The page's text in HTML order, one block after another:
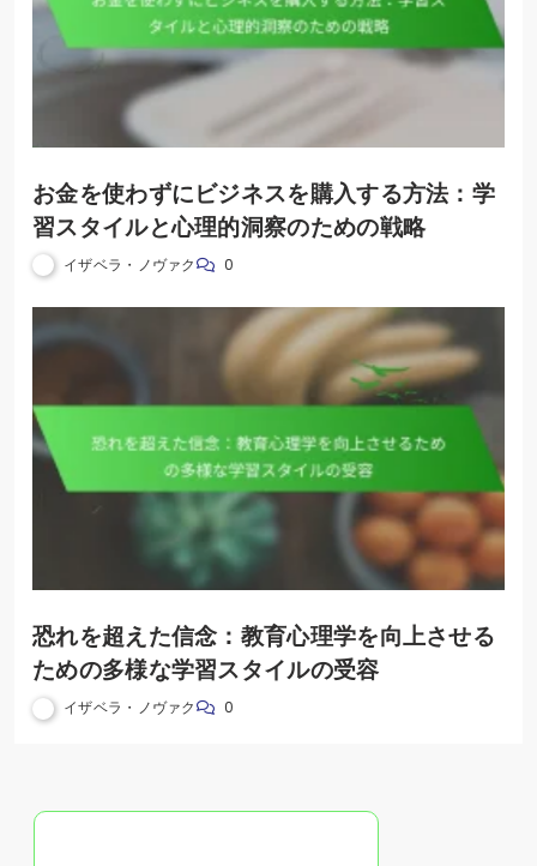
お金を使わずにビジネスを購入する方法：学
習スタイルと心理的洞察のための戦略
イザベラ・ノヴァク 0
恐れを超えた信念：教育心理学を向上させる
ための多様な学習スタイルの受容
イザベラ・ノヴァク 0